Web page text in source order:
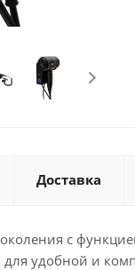
Доставка
с
удобной и